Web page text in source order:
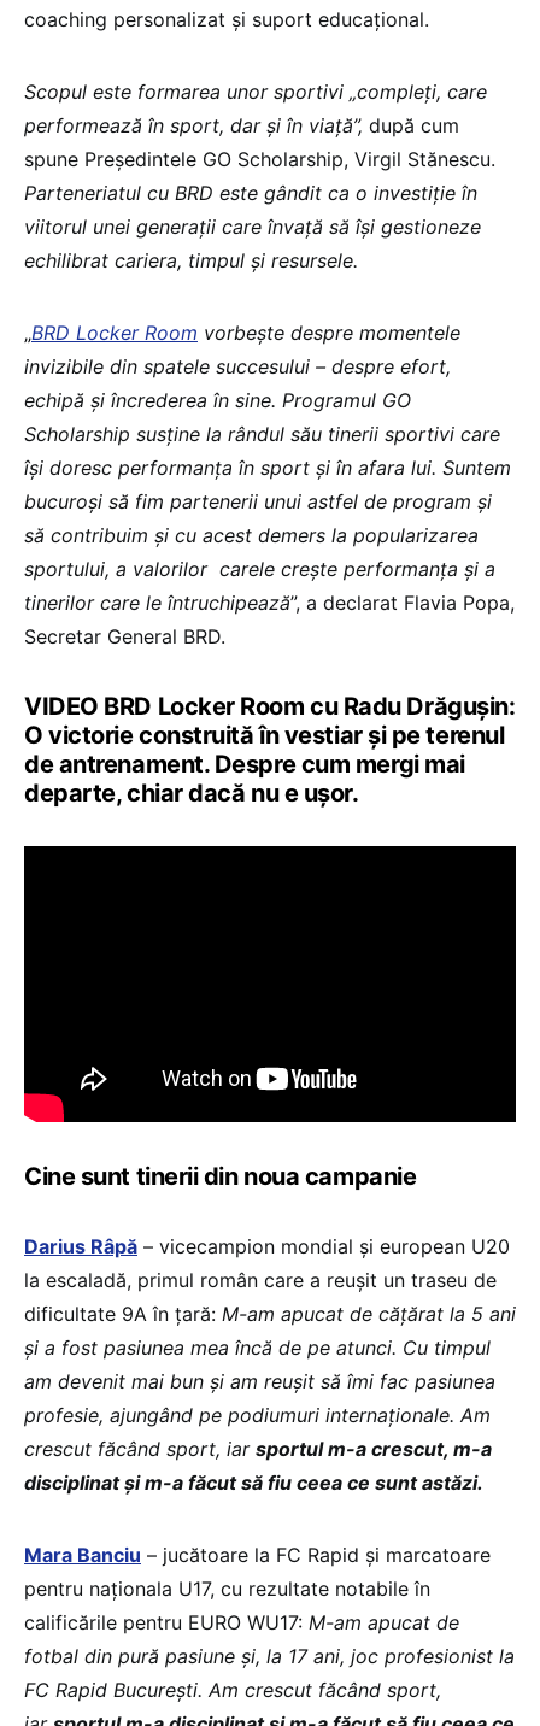
coaching personalizat și suport educațional.
Scopul este formarea unor sportivi „compleți, care
performează în sport, dar și în viață”, după cum
spune Președintele GO Scholarship, Virgil Stănescu.
Parteneriatul cu BRD este gândit ca o investiție în
viitorul unei generații care învață să își gestioneze
echilibrat cariera, timpul și resursele.
„BRD Locker Room vorbește despre momentele
invizibile din spatele succesului – despre efort,
echipă și încrederea în sine. Programul GO
Scholarship susține la rândul său tinerii sportivi care
își doresc performanța în sport și în afara lui. Suntem
bucuroși să fim partenerii unui astfel de program și
să contribuim și cu acest demers la popularizarea
sportului, a valorilor carele crește performanța și a
tinerilor care le întruchipează”, a declarat Flavia Popa,
Secretar General BRD.
VIDEO BRD Locker Room cu Radu Drăgușin:
O victorie construită în vestiar și pe terenul
de antrenament. Despre cum mergi mai
departe, chiar dacă nu e ușor.
Cine sunt tinerii din noua campanie
Darius Râpă – vicecampion mondial și european U20
la escaladă, primul român care a reușit un traseu de
dificultate 9A în țară: M-am apucat de cățărat la 5 ani
și a fost pasiunea mea încă de pe atunci. Cu timpul
am devenit mai bun și am reușit să îmi fac pasiunea
profesie, ajungând pe podiumuri internaționale. Am
crescut făcând sport, iar sportul m-a crescut, m-a
disciplinat și m-a făcut să fiu ceea ce sunt astăzi.
Mara Banciu – jucătoare la FC Rapid și marcatoare
pentru naționala U17, cu rezultate notabile în
calificările pentru EURO WU17: M-am apucat de
fotbal din pură pasiune și, la 17 ani, joc profesionist la
FC Rapid București. Am crescut făcând sport,